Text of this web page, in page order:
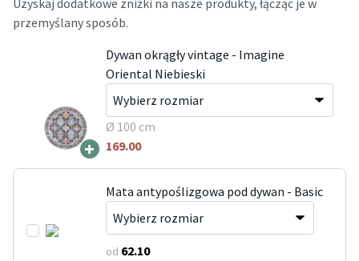
Uzyskaj dodatkowe zniżki na nasze produkty, łącząc je w
przemyślany sposób.
+
Dywan okrągły vintage - Imagine
Oriental Niebieski
Ø 100 cm
169.00
Mata antypoślizgowa pod dywan - Basic
od 62.10